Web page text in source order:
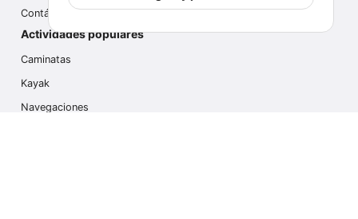
Contáctanos
Actividades populares
Caminatas
Kayak
Navegaciones